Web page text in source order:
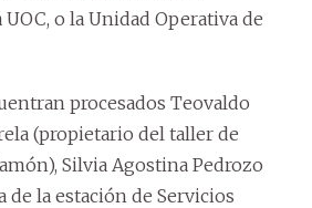
o la Unidad Operativa de
procesados Teovaldo
(propietario del taller de
Silvia Agostina Pedrozo
de la estación de Servicios